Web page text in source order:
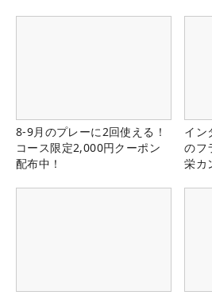
8-9月のプレーに2回使える！
コース限定2,000円クーポン
配布中！
イン
のフ
栄カ